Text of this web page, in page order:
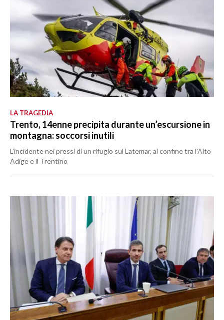
LA TRAGEDIA
Trento, 14enne precipita durante un’escursione in
montagna: soccorsi inutili
L’incidente nei pressi di un rifugio sul Latemar, al confine tra l'Alto
Adige e il Trentino